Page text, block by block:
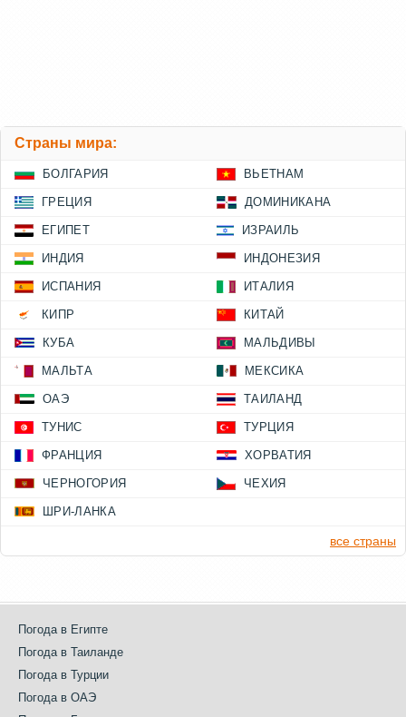
Страны мира:
БОЛГАРИЯ ВЬЕТНАМ
ГРЕЦИЯ ДОМИНИКАНА
ЕГИПЕТ ИЗРАИЛЬ
ИНДИЯ ИНДОНЕЗИЯ
ИСПАНИЯ ИТАЛИЯ
КИПР КИТАЙ
КУБА МАЛЬДИВЫ
МАЛЬТА МЕКСИКА
ОАЭ ТАИЛАНД
ТУНИС ТУРЦИЯ
ФРАНЦИЯ ХОРВАТИЯ
ЧЕРНОГОРИЯ ЧЕХИЯ
ШРИ-ЛАНКА
все страны
Погода в Египте
Погода в Таиланде
Погода в Турции
Погода в ОАЭ